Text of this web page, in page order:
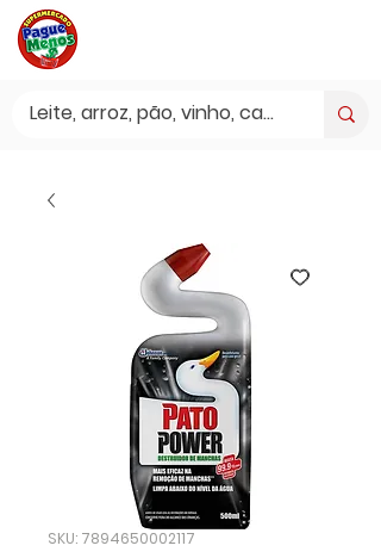
SKU: 7894650002117